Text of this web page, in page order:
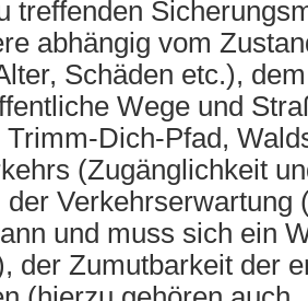
treffenden
abhängig vom
Schäden etc.),
Wege und
Trimm-Dich-Pfad,
(Zugänglichkeit
der Verkehrserwartung
und muss sich ein
der Zumutbarkeit der